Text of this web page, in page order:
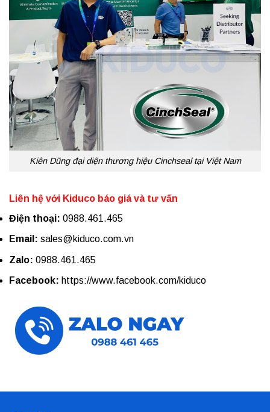
Kiên Dũng đại diện thương hiệu Cinchseal tại Việt Nam
Liên hệ với Kiduco báo giá và tư vấn
Điện thoại: 0988.461.465
Email: sales@kiduco.com.vn
Zalo: 0988.461.465
Facebook: https://www.facebook.com/kiduco